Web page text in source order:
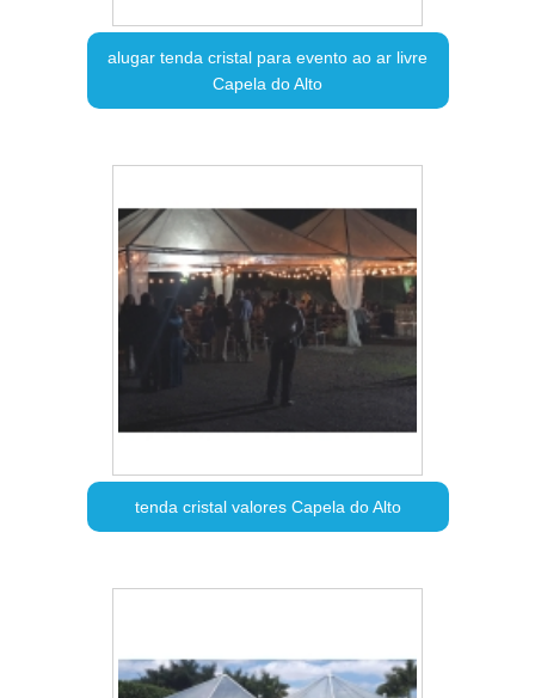
alugar tenda cristal para evento ao ar livre
Capela do Alto
tenda cristal valores Capela do Alto